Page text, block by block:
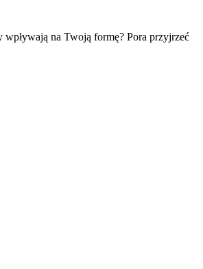
wpływają na Twoją formę? Pora przyjrzeć